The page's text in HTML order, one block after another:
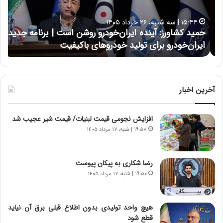
است
برنامه
جدید
ایران‌خودرو
برای
تولید
خودروهای
باکیفیت
۱۵:۴۴ | سه شنبه، ۲۶ خرداد ۱۴۰۵
حمید کشاورز: آینده ایران‌خودرو روشن است | برنامه جدید
ایران‌خودرو برای تولید خودروهای باکیفیت
جز
این
در
آخرین اخبار
افزایش نجومی قیمت لبنیات/ قیمت شیر عجیب شد
۱۹:۵۸ | شنبه، ۱۷ مرداد ۱۴۰۵
رضا شکاری به پیکان پیوست
۱۹:۵۰ | شنبه، ۱۷ مرداد ۱۴۰۵
هیچ واحد تولیدی بدون اطلاع قبلی برق آن نیاید
قطع شود